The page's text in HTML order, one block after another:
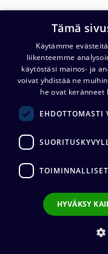
Cordial
10,08
Kaapelin pituus
0,3
Liittimet:1 x 6,3 mm
Liittimen valmistaja :
Johtimet:2 x 0.22 mm²
:
Tämä
Käytämme
liikenteemme
käytöstäsi mainos- ja
voivat yhdistää ne
he ovat keränneet
EHDOTTOMASTI
TOIMINNALLISET
HYVÄKSY